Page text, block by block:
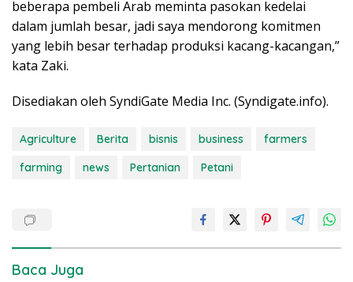
beberapa pembeli Arab meminta pasokan kedelai
dalam jumlah besar, jadi saya mendorong komitmen
yang lebih besar terhadap produksi kacang-kacangan,”
kata Zaki.
Disediakan oleh SyndiGate Media Inc. (Syndigate.info).
Agriculture Berita bisnis business
farmers
farming
news Pertanian Petani
Baca Juga